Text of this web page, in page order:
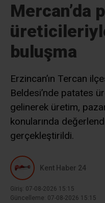
Mercan’da
buluşma
Erzincan’ın Tercan
Beldesi’nde patates
gelinerek üretim,
konularında
gerçekleştirildi.
Kent Haber 24
Giriş: 07-08-2026 15:15
Güncelleme: 07-08-2026 15:15